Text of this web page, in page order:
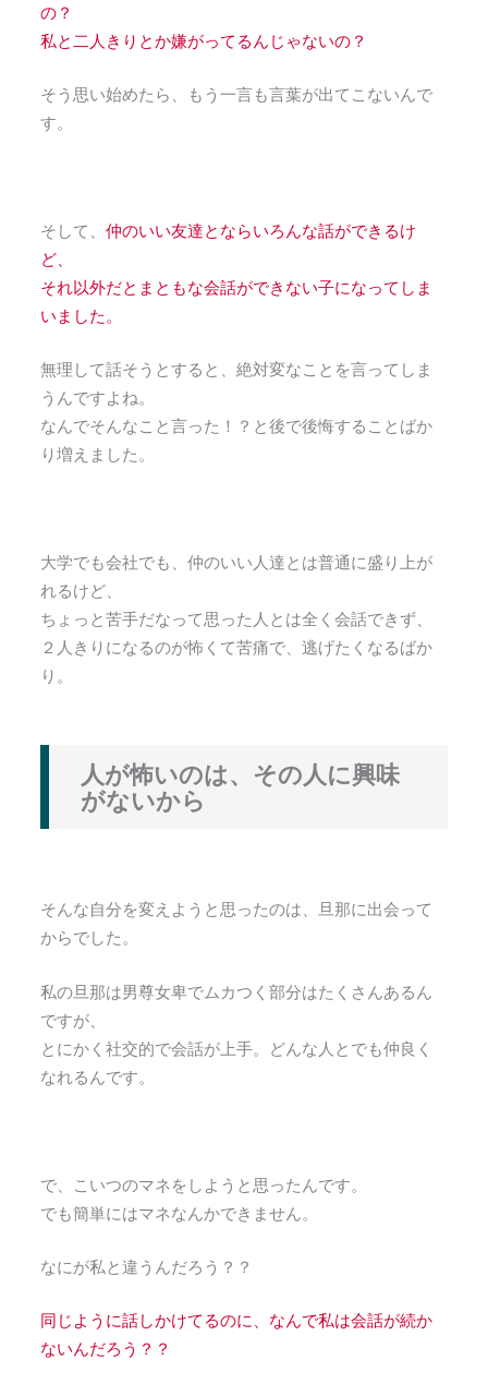
の？
私と二人きりとか嫌がってるんじゃないの？
そう思い始めたら、もう一言も言葉が出てこないんで
す。
そして、仲のいい友達とならいろんな話ができるけ
ど、
それ以外だとまともな会話ができない子になってしま
いました。
無理して話そうとすると、絶対変なことを言ってしま
うんですよね。
なんでそんなこと言った！？と後で後悔することばか
り増えました。
大学でも会社でも、仲のいい人達とは普通に盛り上が
れるけど、
ちょっと苦手だなって思った人とは全く会話できず、
２人きりになるのが怖くて苦痛で、逃げたくなるばか
り。
人が怖いのは、その人に興味
がないから
そんな自分を変えようと思ったのは、旦那に出会って
からでした。
私の旦那は男尊女卑でムカつく部分はたくさんあるん
ですが、
とにかく社交的で会話が上手。どんな人とでも仲良く
なれるんです。
で、こいつのマネをしようと思ったんです。
でも簡単にはマネなんかできません。
なにが私と違うんだろう？？
同じように話しかけてるのに、なんで私は会話が続か
ないんだろう？？